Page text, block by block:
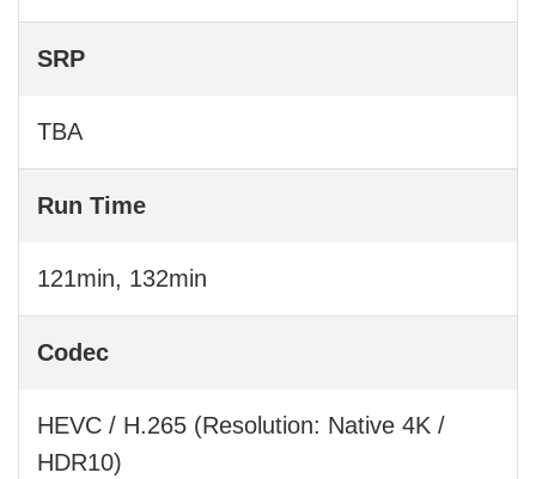
SRP
TBA
Run Time
121min, 132min
Codec
HEVC / H.265 (Resolution: Native 4K /
HDR10)